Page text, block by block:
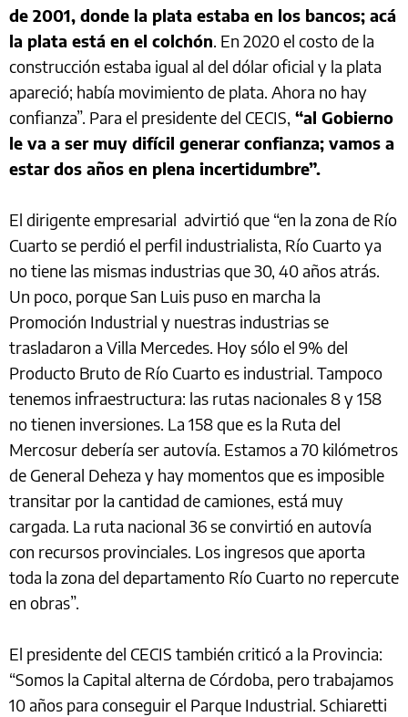
de 2001, donde la plata estaba en los bancos; acá
la plata está en el colchón. En 2020 el costo de la
construcción estaba igual al del dólar oficial y la plata
apareció; había movimiento de plata. Ahora no hay
confianza”. Para el presidente del CECIS, “al Gobierno
le va a ser muy difícil generar confianza; vamos a
estar dos años en plena incertidumbre”.
El dirigente empresarial advirtió que “en la zona de Río
Cuarto se perdió el perfil industrialista, Río Cuarto ya
no tiene las mismas industrias que 30, 40 años atrás.
Un poco, porque San Luis puso en marcha la
Promoción Industrial y nuestras industrias se
trasladaron a Villa Mercedes. Hoy sólo el 9% del
Producto Bruto de Río Cuarto es industrial. Tampoco
tenemos infraestructura: las rutas nacionales 8 y 158
no tienen inversiones. La 158 que es la Ruta del
Mercosur debería ser autovía. Estamos a 70 kilómetros
de General Deheza y hay momentos que es imposible
transitar por la cantidad de camiones, está muy
cargada. La ruta nacional 36 se convirtió en autovía
con recursos provinciales. Los ingresos que aporta
toda la zona del departamento Río Cuarto no repercute
en obras”.
El presidente del CECIS también criticó a la Provincia:
“Somos la Capital alterna de Córdoba, pero trabajamos
10 años para conseguir el Parque Industrial. Schiaretti